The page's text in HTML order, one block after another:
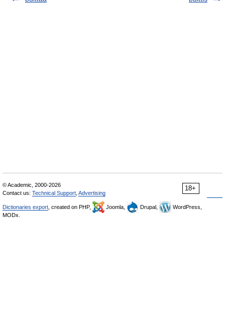
18+
© Academic, 2000-2026
Contact us: Technical Support Advertising
Dictionaries export , created on PHP, Joomla, Drupal,
WordPress,
MODx.